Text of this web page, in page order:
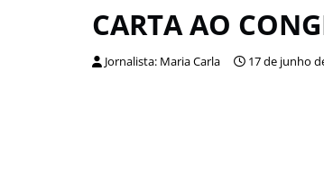
CARTA AO
Jornalista: Maria Carla 17 de junho